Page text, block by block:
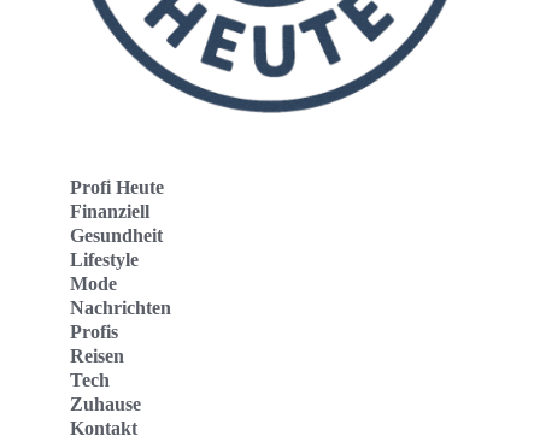
Profi Heute
Finanziell
Gesundheit
Lifestyle
Mode
Nachrichten
Profis
Reisen
Tech
Zuhause
Kontakt